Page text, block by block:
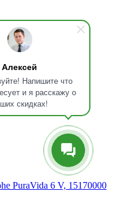
Алексей
Напишите что
и я расскажу о
скидках!